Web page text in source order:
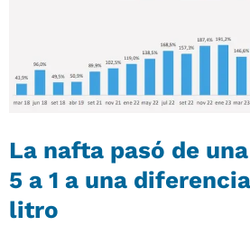
La nafta pasó de
5 a 1 a una
litro